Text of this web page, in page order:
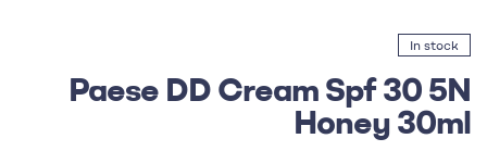
In stock
Paese DD Cream Spf 30 5N
Honey 30ml